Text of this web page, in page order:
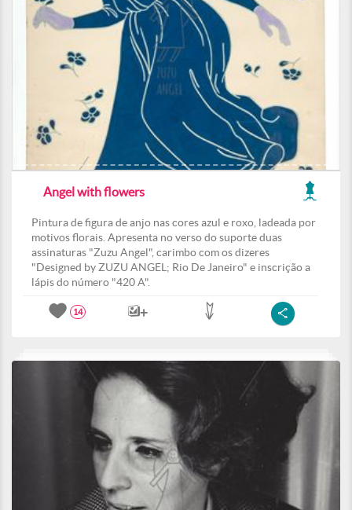
Angel with flowers
Pintura de figura de anjo nas cores azul e roxo, ladeada por
motivos florais. Apresenta no verso do suporte duas
assinaturas "Zuzu Angel", carimbo com os dizeres
"Designed by ZUZU ANGEL; Rio De Janeiro" e inscrição a
lápis do número "420 A".
14